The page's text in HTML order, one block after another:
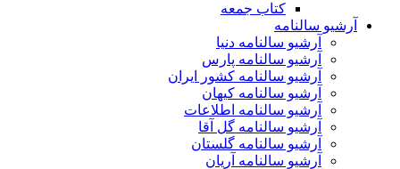
کتاب جمعه
آرشیو سالنامه
آرشیو سالنامه دنیا
آرشیو سالنامه پارس
آرشیو سالنامه کشور ایران
آرشیو سالنامه کیهان
آرشیو سالنامه اطلاعات
آرشیو سالنامه گل آقا
آرشیو سالنامه گلستان
آرشیو سالنامه آریان